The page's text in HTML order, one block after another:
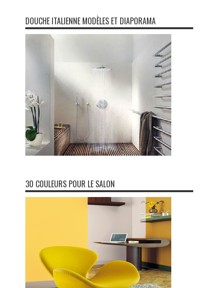
DOUCHE ITALIENNE MODÈLES ET DIAPORAMA
30 COULEURS POUR LE SALON